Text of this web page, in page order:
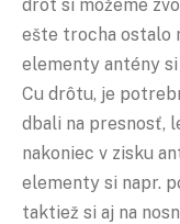
drôt si môžeme
ešte trocha ostalo
elementy antény
Cu drôtu, je
dbali na presnosť,
nakoniec v zisku
elementy si napr.
taktiež si aj na